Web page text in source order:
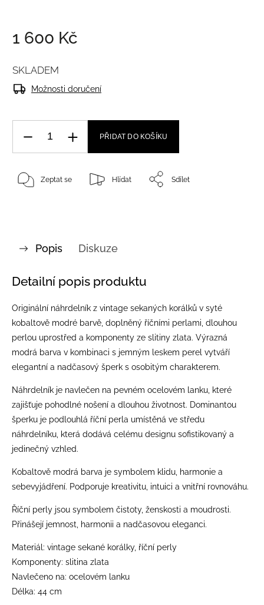
1 600 Kč
SKLADEM
Možnosti doručení
PŘIDAT DO KOŠÍKU
Zeptat se Hlídat Sdílet
Popis Diskuze
Detailní popis produktu
Originální náhrdelník z vintage sekaných korálků v syté
kobaltově modré barvě, doplněný říčními perlami, dlouhou
perlou uprostřed a komponenty ze slitiny zlata. Výrazná
modrá barva v kombinaci s jemným leskem perel vytváří
elegantní a nadčasový šperk s osobitým charakterem.
Náhrdelník je navlečen na pevném ocelovém lanku, které
zajišťuje pohodlné nošení a dlouhou životnost. Dominantou
šperku je podlouhlá říční perla umístěná ve středu
náhrdelníku, která dodává celému designu sofistikovaný a
jedinečný vzhled.
Kobaltově modrá barva je symbolem klidu, harmonie a
sebevyjádření. Podporuje kreativitu, intuici a vnitřní rovnováhu.
Říční perly jsou symbolem čistoty, ženskosti a moudrosti.
Přinášejí jemnost, harmonii a nadčasovou eleganci.
Materiál: vintage sekané korálky, říční perly
Komponenty: slitina zlata
Navlečeno na: ocelovém lanku
Délka: 44 cm